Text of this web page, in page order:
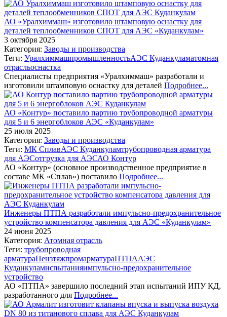
АО «Уралхиммаш» изготовило штамповую оснастку для
деталей теплообменников СПОТ для АЭС «Куданкулам»
3 октября 2025
Категория: Заводы и производства
Теги: УралхиммашпромышленностьАЭС Куданкуламатомная
отрасльоснастка
Специалисты предприятия «Уралхиммаш» разработали и
изготовили штамповую оснастку для деталей Подробнее...
АО «Контур» поставило партию трубопроводной арматуры
для 5 и 6 энергоблоков АЭС «Куданкулам»
25 июля 2025
Категория: Заводы и производства
Теги: МК СплавАЭС Куданкуламтрубопроводная арматура
для АЭСотгрузка для АЭСАО Контур
АО «Контур» (основное производственное предприятие в
составе МК «Сплав») поставило Подробнее...
Инженеры ПТПА разработали импульсно-предохранительное
устройство компенсатора давления для АЭС «Куданкулам»
24 июня 2025
Категория: Атомная отрасль
Теги: трубопроводная
арматураПензтяжпромарматураПТПААЭС
Куданкуламиспытанияимпульсно-предохранительное
устройство
АО «ПТПА» завершило последний этап испытаний ИПУ КД,
разработанного для Подробнее...